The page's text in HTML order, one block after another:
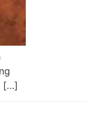
[…]